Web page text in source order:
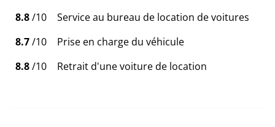
8.8/10
Service au bureau de location de voitures
8.7/10
Prise en charge du véhicule
8.8/10 Retrait d'une voiture de location